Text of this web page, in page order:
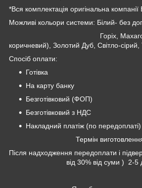
*Вся комплектація оригінальна
Можливі кольори системи: Білий- без
Горіх, Махагон
коричневий), Золотий Дуб, Світло-
Спосіб оплати:
Готівка
На карту банку
Безготівковий (ФОП)
Безготівковий з НДС
Накладний платіж (по передоплаті)
Термін
Після надходження передоплати і
від 30% від суми ) 2-5